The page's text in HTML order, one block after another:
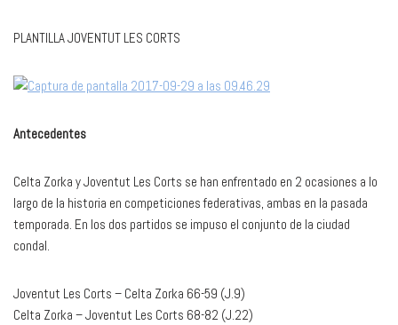
PLANTILLA JOVENTUT LES CORTS
Antecedentes
Celta Zorka y Joventut Les Corts se han enfrentado en 2 ocasiones a lo
largo de la historia en competiciones federativas, ambas en la pasada
temporada. En los dos partidos se impuso el conjunto de la ciudad
condal.
Joventut Les Corts – Celta Zorka 66-59 (J.9)
Celta Zorka – Joventut Les Corts 68-82 (J.22)